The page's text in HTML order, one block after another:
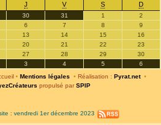
J V S D
30 31 1
2
6 7 8
9
13 14 15
16
20 21 22
23
27 28 29
30
3 4 5
6
• Mentions légales • Réalisation : Pyrat.net •
propulsé par SPIP
: vendredi 1er décembre 2023